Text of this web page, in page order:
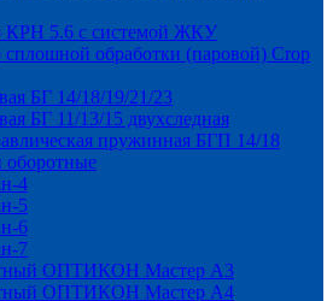
КРН 5.6 с системой ЖКУ
сплошной обработки (паровой) Crop
БГ 14/18/19/21/23
БГ 11/13/15 двухследная
пружинная БГП 14/18
оборотные
4
5
6
7
ОПТИКОН Мастер А3
ОПТИКОН Мастер А4